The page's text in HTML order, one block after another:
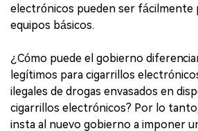
electrónicos pueden ser fácilmente
equipos básicos.
¿Cómo puede el gobierno
legítimos para cigarrillos
ilegales de drogas envasados en
cigarrillos electrónicos? Por lo tanto,
insta al nuevo gobierno a imponer